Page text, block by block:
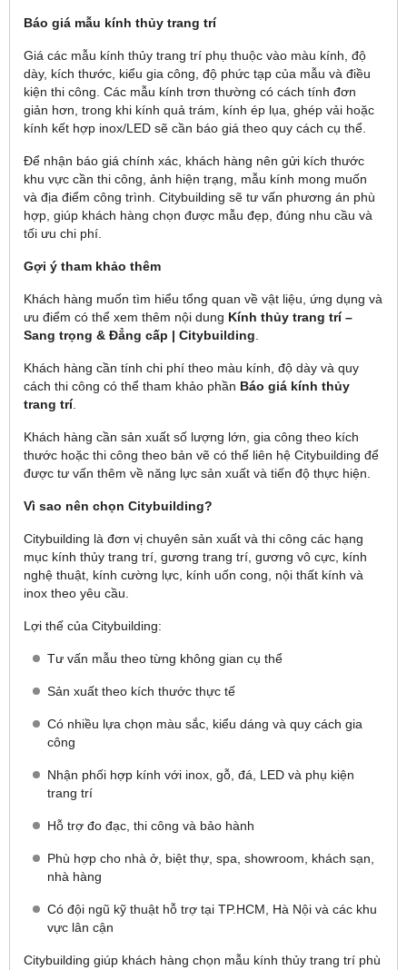
Báo giá mẫu kính thủy trang trí
Giá các mẫu kính thủy trang trí phụ thuộc vào màu kính, độ
dày, kích thước, kiểu gia công, độ phức tạp của mẫu và điều
kiện thi công. Các mẫu kính trơn thường có cách tính đơn
giản hơn, trong khi kính quả trám, kính ép lụa, ghép vải hoặc
kính kết hợp inox/LED sẽ cần báo giá theo quy cách cụ thể.
Để nhận báo giá chính xác, khách hàng nên gửi kích thước
khu vực cần thi công, ảnh hiện trạng, mẫu kính mong muốn
và địa điểm công trình. Citybuilding sẽ tư vấn phương án phù
hợp, giúp khách hàng chọn được mẫu đẹp, đúng nhu cầu và
tối ưu chi phí.
Gợi ý tham khảo thêm
Khách hàng muốn tìm hiểu tổng quan về vật liệu, ứng dụng và
ưu điểm có thể xem thêm nội dung Kính thủy trang trí –
Sang trọng & Đẳng cấp | Citybuilding
Khách hàng cần tính chi phí theo màu kính, độ dày và quy
cách thi công có thể tham khảo phần Báo giá kính thủy
trang trí.
Khách hàng cần sản xuất số lượng lớn, gia công theo kích
thước hoặc thi công theo bản vẽ có thể liên hệ Citybuilding để
được tư vấn thêm về năng lực sản xuất và tiến độ thực hiện.
Vì sao nên chọn Citybuilding?
Citybuilding là đơn vị chuyên sản xuất và thi công các hạng
mục kính thủy trang trí, gương trang trí, gương vô cực, kính
nghệ thuật, kính cường lực, kính uốn cong, nội thất kính và
inox theo yêu cầu.
Lợi thế của Citybuilding:
Tư vấn mẫu theo từng không gian cụ thể
Sản xuất theo kích thước thực tế
Có nhiều lựa chọn màu sắc, kiểu dáng và quy cách gia
công
Nhận phối hợp kính với inox, gỗ, đá, LED và phụ kiện
trang trí
Hỗ trợ đo đạc, thi công và bảo hành
Phù hợp cho nhà ở, biệt thự, spa, showroom, khách sạn,
nhà hàng
Có đội ngũ kỹ thuật hỗ trợ tại TP.HCM, Hà Nội và các khu
vực lân cận
Citybuilding giúp khách hàng chọn mẫu kính thủy trang trí phù